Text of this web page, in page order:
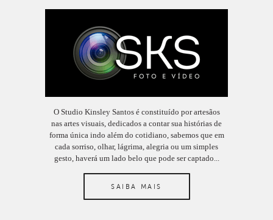
O Studio Kinsley Santos é constituído por artesãos
nas artes visuais, dedicados a contar sua histórias de
forma única indo além do cotidiano, sabemos que em
cada sorriso, olhar, lágrima, alegria ou um simples
gesto, haverá um lado belo que pode ser captado...
SAIBA MAIS